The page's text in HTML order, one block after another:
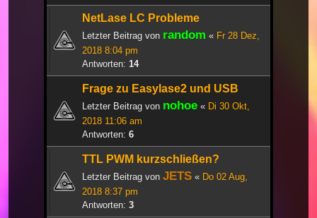
NetLase LC Probleme
Letzter Beitrag von random « Fr 28 Dez,
2018 8:04 pm
Antworten: 14
Frage zu Easylase2 und USB
Letzter Beitrag von nohoe « Di 30 Okt,
2018 11:06 am
Antworten: 6
TTL PWM kurzschließen?
Letzter Beitrag von JETS « Do 02 Aug,
2018 8:37 pm
Antworten: 3